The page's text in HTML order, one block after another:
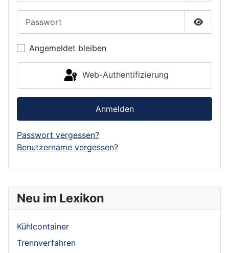
Neu im Lexikon
Kühlcontainer
Trennverfahren
Angemeldet bleiben
Web-Authentifizierung
Anmelden
Passwort vergessen?
Benutzername vergessen?